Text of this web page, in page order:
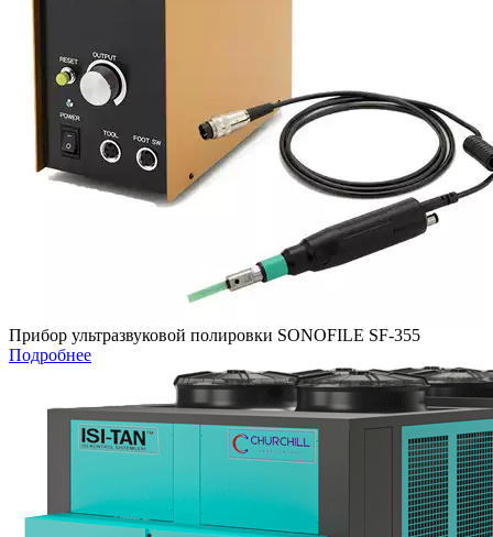
Прибор ультразвуковой полировки SONOFILE SF-355
Подробнее